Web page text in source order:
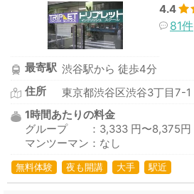
4.4
81件
最寄駅 渋谷駅から 徒歩4分
住所
東京都渋谷区渋谷3丁目7-1
1時間あたりの料金
グループ ：3,333 円〜8,375円
マンツーマン：なし
無料体験 夜も開講 大手 駅近